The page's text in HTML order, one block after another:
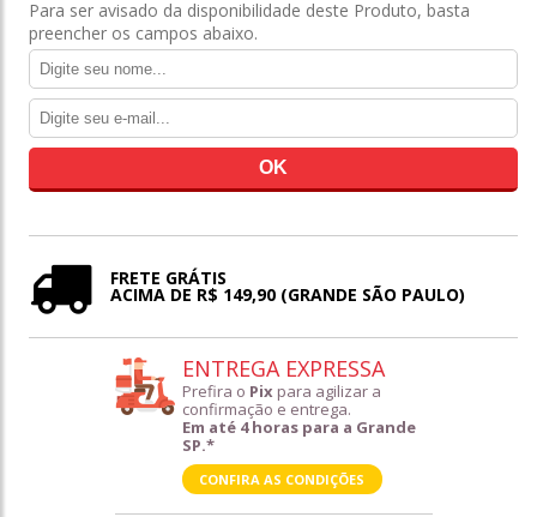
Para ser avisado da disponibilidade deste Produto, basta
preencher os campos abaixo.
FRETE GRÁTIS
ACIMA DE R$ 149,90 (GRANDE SÃO PAULO)
ENTREGA EXPRESSA
Prefira o Pix para agilizar a
confirmação e entrega.
Em até 4 horas para a Grande
SP.*
CONFIRA AS CONDIÇÕES